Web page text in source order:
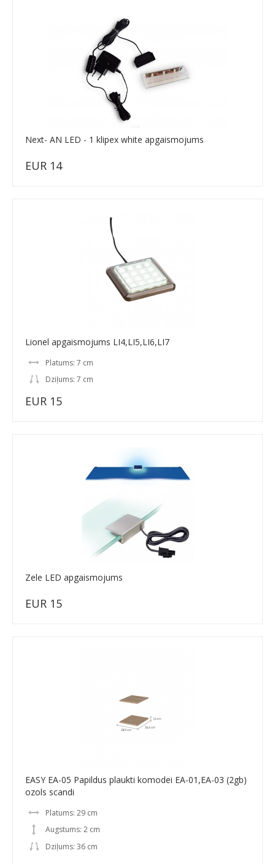
Next- AN LED - 1 klipex white apgaismojums
EUR 14
Lionel apgaismojums LI4,LI5,LI6,LI7
Platums: 7 cm
Dziļums: 7 cm
EUR 15
Zele LED apgaismojums
EUR 15
EASY EA-05 Papildus plaukti komodei EA-01,EA-03 (2gb)
ozols scandi
Platums: 29 cm
Augstums: 2 cm
Dziļums: 36 cm